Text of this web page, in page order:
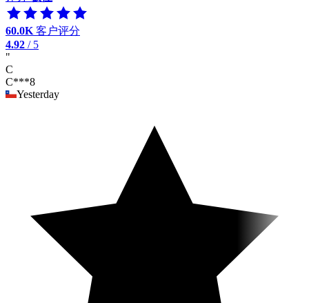
60.0K 客户评分
4.92 / 5
"
C
C***8
Yesterday